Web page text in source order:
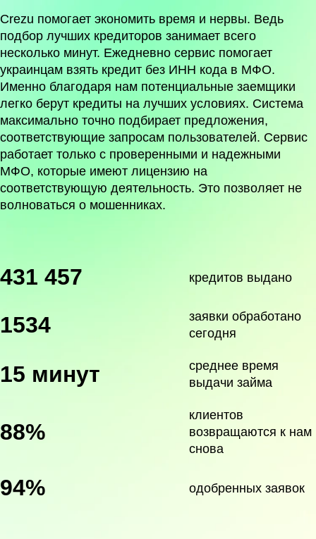
Crezu помогает экономить время и нервы. Ведь
подбор лучших кредиторов занимает всего
несколько минут. Ежедневно сервис помогает
украинцам взять кредит без ИНН кода в МФО.
Именно благодаря нам потенциальные заемщики
легко берут кредиты на лучших условиях. Система
максимально точно подбирает предложения,
соответствующие запросам пользователей. Сервис
работает только с проверенными и надежными
МФО, которые имеют лицензию на
соответствующую деятельность. Это позволяет не
волноваться о мошенниках.
431 457 кредитов выдано
1534
заявки обработано
сегодня
15 минут
среднее время
выдачи займа
88%
клиентов
возвращаются к нам
снова
94% одобренных заявок